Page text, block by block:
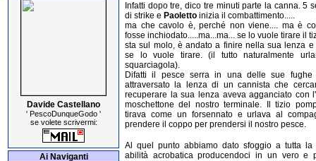
Davide Castellano
' PescoDunqueGodo '
se volete scrivermi:
Ai Naviganti
Infatti dopo tre, dico tre minuti parte la canna. 5
di strike e Paoletto inizia il combattimento.....
ma che cavolo è, perché non viene.... ma è
fosse inchiodato.....ma...ma... se lo vuole tirare il
sta sul molo, è andato a finire nella sua lenza e
se lo vuole tirare. (il tutto naturalmente
squarciagola).
Difatti il pesce serra in una delle sue fughe
attraversato la lenza di un cannista che
recuperare la sua lenza aveva agganciato con
moschettone del nostro terminale. Il tizio
tirava come un forsennato e urlava al
prendere il coppo per prendersi il nostro pesce.
Al quel punto abbiamo dato sfoggio a tutta la
abilità acrobatica producendoci in un vero e